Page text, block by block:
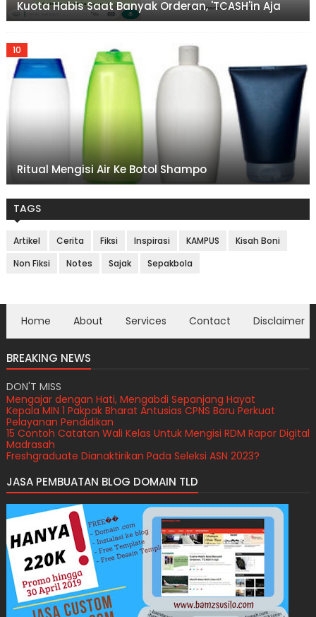
Kuota Habis Saat Banyak Orderan, 'TCASH'in Aja
Ritual Mengisi Air Ke Botol Shampo
TAGS
Artikel Cerita Fiksi Inspirasi KAMPUS
Kisah Boni
Non Fiksi
Notes Sajak Sepakbola
Home About Services Contact Disclaimer
BREAKING NEWS
DON'T MISS
Mengajar dengan Hati, Mengabdi Sepanjang Hayat
Kepala MIN 1 Pakpak Bharat Antusias CPNS Baru Perkuat
Pelayanan Pendidikan
15 Contoh Catatan Wali Kelas Untuk Mengisi RDM Rapor Digital
Madrasah
Freshgraduate Dianaktirikan Pada Seleksi ASN 2023?
JASA PEMBUATAN BLOG DOMAIN TLD